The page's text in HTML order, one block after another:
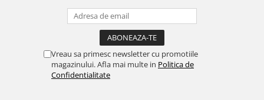
Vreau sa primesc newsletter cu promotiile
magazinului. Afla mai multe in Politica de
Confidentialitate